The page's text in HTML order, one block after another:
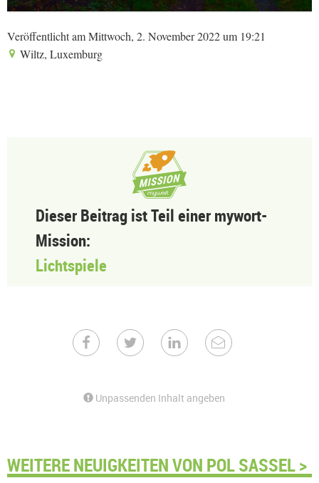
Veröffentlicht am Mittwoch, 2. November 2022 um 19:21
Wiltz, Luxemburg
Dieser Beitrag ist Teil einer mywort-
Mission:
Lichtspiele
Unpassenden Inhalt angeben
WEITERE NEUIGKEITEN VON POL SASSEL >